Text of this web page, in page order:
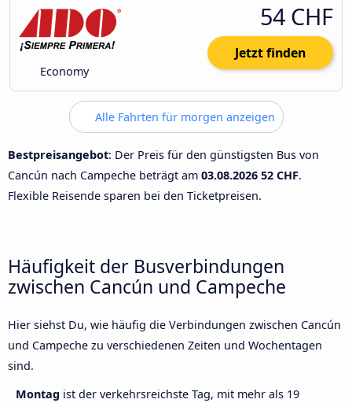
Economy
54 CHF
Jetzt finden
Alle Fahrten für morgen anzeigen
Bestpreisangebot: Der Preis für den günstigsten Bus von
Cancún nach Campeche beträgt am 03.08.2026 52 CHF.
Flexible Reisende sparen bei den Ticketpreisen.
Häufigkeit der Busverbindungen
zwischen Cancún und Campeche
Hier siehst Du, wie häufig die Verbindungen zwischen Cancún
und Campeche zu verschiedenen Zeiten und Wochentagen
sind.
Montag ist der verkehrsreichste Tag, mit mehr als 19